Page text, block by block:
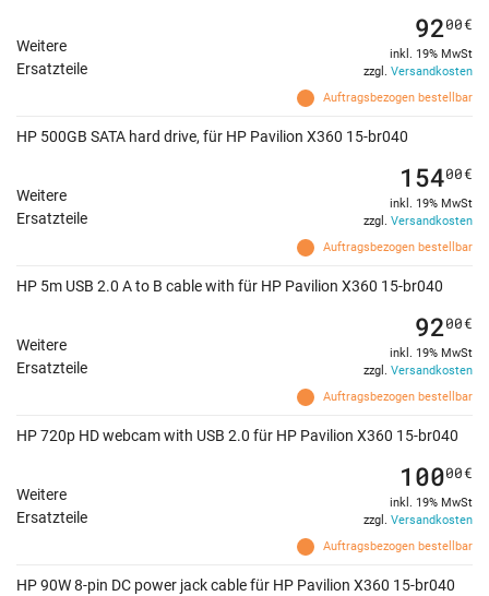
Weitere
Ersatzteile
Auftragsbezogen bestellbar
9200€
inkl. 19% MwSt
zzgl. Versandkosten
HP 500GB SATA hard drive, für HP Pavilion X360 15-br040
Weitere
Ersatzteile
Auftragsbezogen bestellbar
15400€
inkl. 19% MwSt
zzgl. Versandkosten
HP 5m USB 2.0 A to B cable with für HP Pavilion X360 15-br040
Weitere
Ersatzteile
Auftragsbezogen bestellbar
9200€
inkl. 19% MwSt
zzgl. Versandkosten
HP 720p HD webcam with USB 2.0 für HP Pavilion X360 15-br040
Weitere
Ersatzteile
Auftragsbezogen bestellbar
10000€
inkl. 19% MwSt
zzgl. Versandkosten
HP 90W 8-pin DC power jack cable für HP Pavilion X360 15-br040